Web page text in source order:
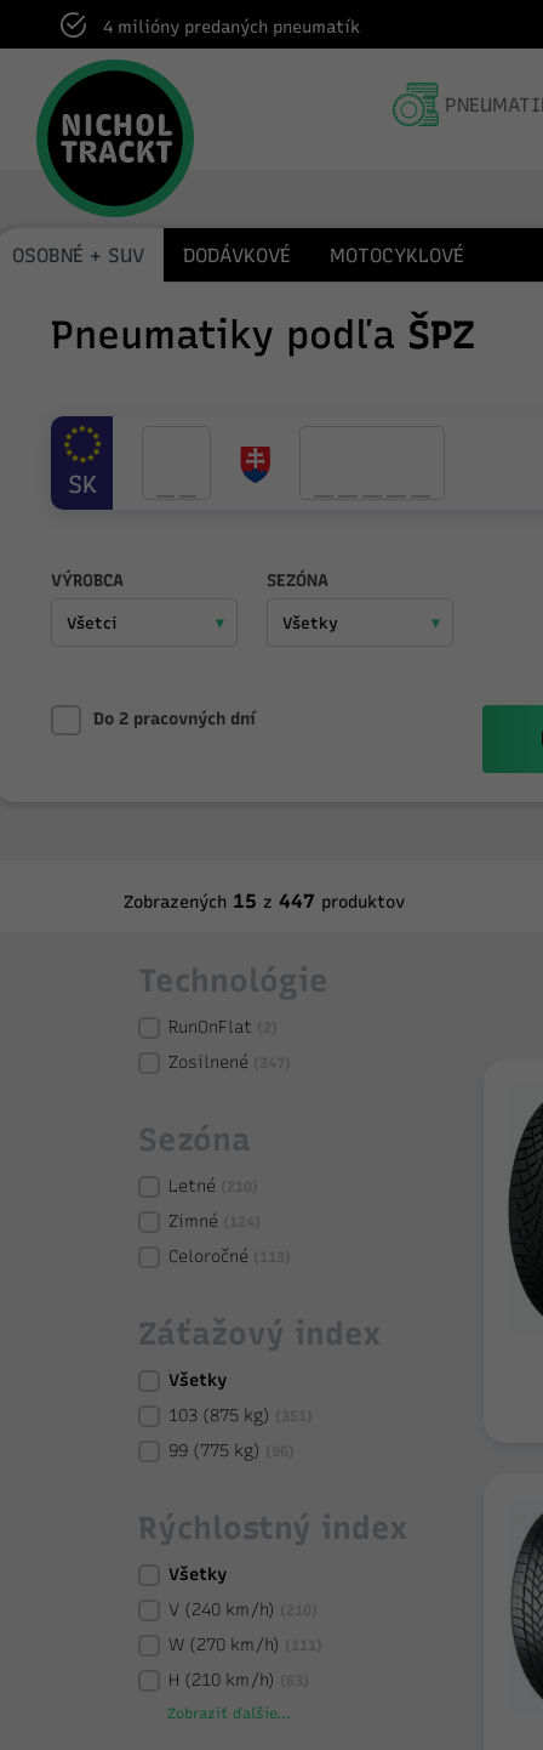
Dodanie do pneuservisu v rámci celej SR
OSOBNÉ + SUV DODÁVKOVÉ MOTOCYKLOVÉ
Pneumatiky podľa ŠPZ
SK
VÝROBCA SEZÓNA
Do 2 pracovných dní
Zobrazených 15 z 447 produktov
Technológie
RunOnFlat
Zosilnené
Sezóna
Letné
Zimné
Celoročné
Záťažový index
Všetky
103 (875 kg)
99 (775 kg)
Rýchlostný index
Všetky
V (240 km/h)
W (270 km/h)
H (210 km/h)
Zobraziť ďalšie...